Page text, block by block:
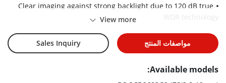
Clear imaging against strong backlight due to 120 dB true
Focus on human and vehicle targets classification based on
deep learning
Water and dust resistant (IP67) and vandal-resistant (IK10)
View more
مواصفات المنتج Sales Inquiry
Available models: